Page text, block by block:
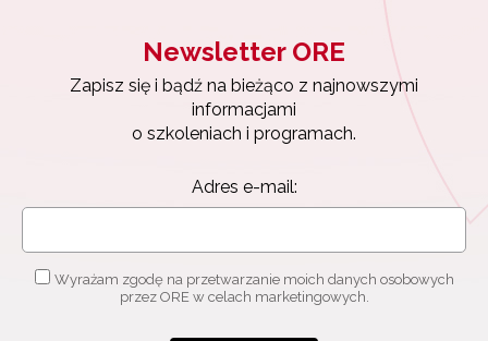
Newsletter ORE
Zapisz się i bądź na bieżąco z najnowszymi
informacjami
o szkoleniach i programach.
Adres e-mail:
Wyrażam zgodę na przetwarzanie moich danych osobowych
przez ORE w celach marketingowych.